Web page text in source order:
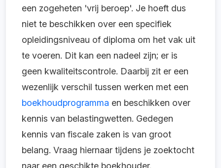
een zogeheten 'vrij beroep'. Je hoeft dus
niet te beschikken over een specifiek
opleidingsniveau of diploma om het vak uit
te voeren. Dit kan een nadeel zijn; er is
geen kwaliteitscontrole. Daarbij zit er een
wezenlijk verschil tussen werken met een
boekhoudprogramma en beschikken over
kennis van belastingwetten. Gedegen
kennis van fiscale zaken is van groot
belang. Vraag hiernaar tijdens je zoektocht
naar een geschikte boekhouder.